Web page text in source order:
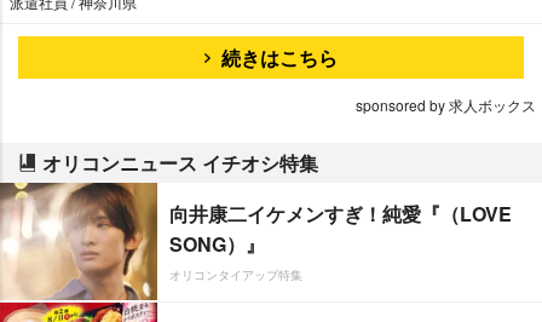
続きはこちら
sponsored by 求人ボックス
オリコンニュース イチオシ特集
向井康二イケメンすぎ！純愛『（LOVE
SONG）』
オリコンタイアップ特集